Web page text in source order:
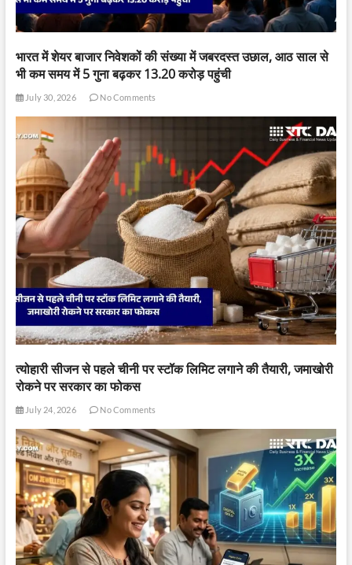
भारत में शेयर बाजार निवेशकों की संख्या में जबरदस्त उछाल, आठ साल से
भी कम समय में 5 गुना बढ़कर 13.20 करोड़ पहुंची
July 30, 2026 No Comments
त्योहारी सीजन से पहले चीनी पर स्टॉक लिमिट लगाने की तैयारी, जमाखोरी
रोकने पर सरकार का फोकस
July 24, 2026 No Comments